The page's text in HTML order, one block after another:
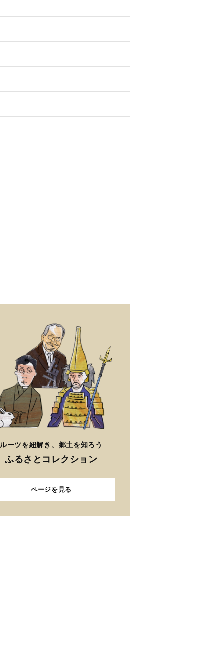
ルーツを紐解き、郷土を知ろう
ふるさとコレクション
ページを見る